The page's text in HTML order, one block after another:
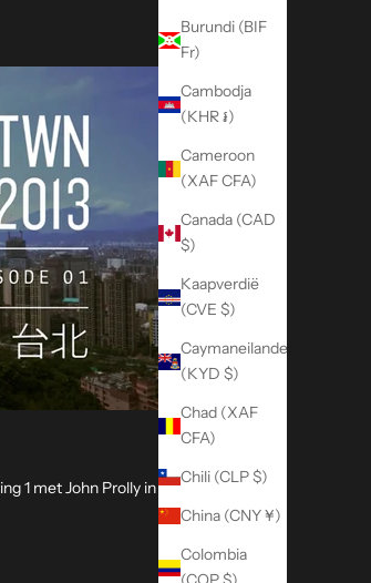
Burundi (BIF
Fr)
Cambodja
(KHR ៛)
Cameroon
(XAF CFA)
Canada (CAD
$)
Kaapverdië
(CVE $)
Caymaneilanden
(KYD $)
Chad (XAF
CFA)
Chili (CLP $)
China (CNY ¥)
Colombia
1 met John Prolly in Taipei.